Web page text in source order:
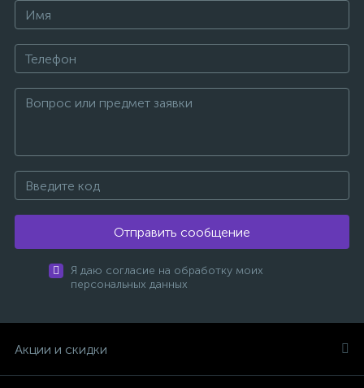
Отправить сообщение
Я даю согласие на обработку моих
персональных данных
Акции и скидки